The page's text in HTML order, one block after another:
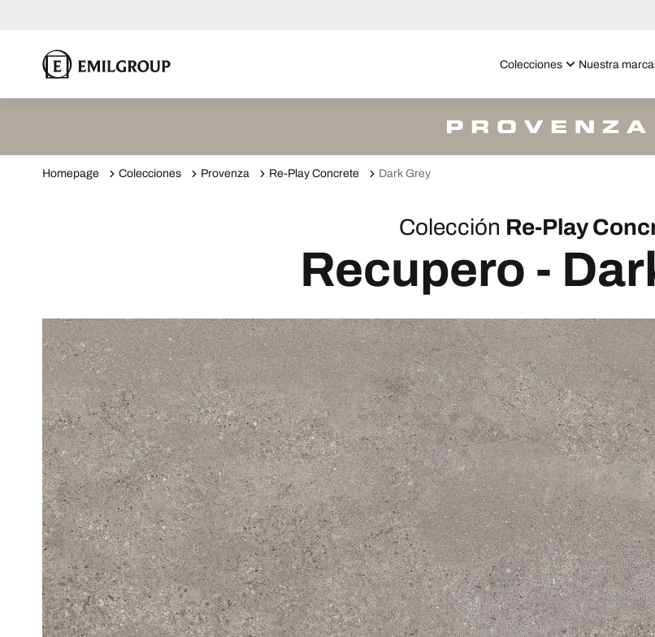
Colecciones Nuestra
Homepage Colecciones Provenza Re-Play Concrete Dark Grey
Colección Re-Play
Recupero -